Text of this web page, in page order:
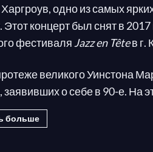
одно из самых
Этот концерт был снят в
фестиваля Jazz en Têteв г.
великого Уинстона
о себе в 90-е. На
числе которых, например,
музыкантов: Джастина
больше